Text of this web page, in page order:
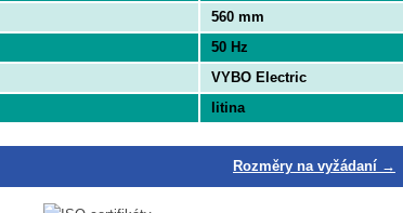
560 mm
50 Hz
VYBO Electric
litina
Rozměry na vyžádaní →